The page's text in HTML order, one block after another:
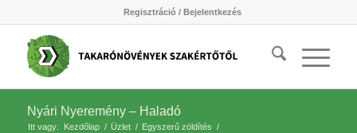
Regisztráció / Bejelentkezés
Nyári Nyeremény – Haladó
Itt vagy: Kezdőlap / Üzlet / Egyszerű zöldítés /